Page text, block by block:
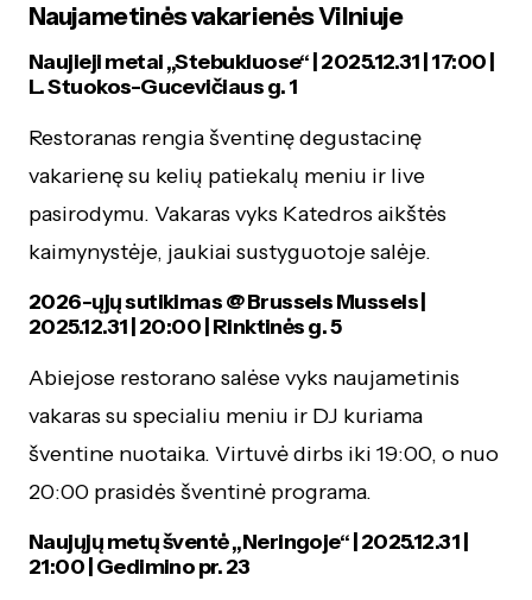
Naujametinės vakarienės Vilniuje
Naujieji metai „Stebukluose“ | 2025.12.31 | 17:00 |
L. Stuokos-Gucevičiaus g. 1
Restoranas rengia šventinę degustacinę
vakarienę su kelių patiekalų meniu ir live
pasirodymu. Vakaras vyks Katedros aikštės
kaimynystėje, jaukiai sustyguotoje salėje.
2026-ųjų sutikimas @ Brussels Mussels |
2025.12.31 | 20:00 | Rinktinės g. 5
Abiejose restorano salėse vyks naujametinis
vakaras su specialiu meniu ir DJ kuriama
šventine nuotaika. Virtuvė dirbs iki 19:00, o nuo
20:00 prasidės šventinė programa.
Naujųjų metų šventė „Neringoje“ | 2025.12.31 |
21:00 | Gedimino pr. 23